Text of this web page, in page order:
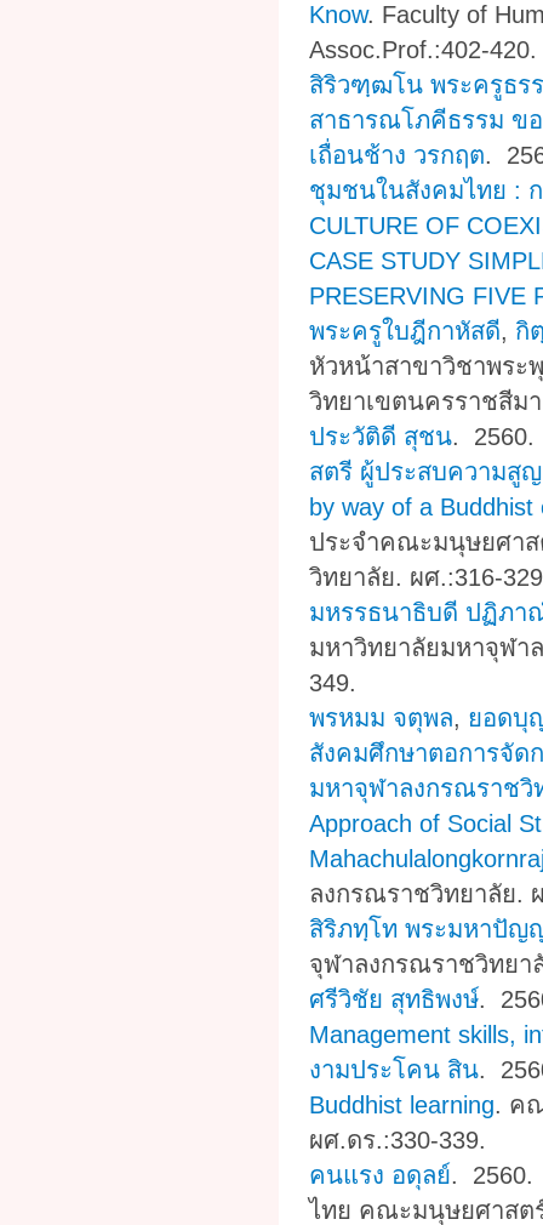
Know. Faculty of
Assoc.Prof.:402-420.
สิริวฑฺฒโน พระครูธร
สาธารณโภคีธรรม ข
เถื่อนช้าง วรกฤต.
ชุมชนในสังคมไทย :
CULTURE OF
CASE STUDY
PRESERVING FIVE
พระครูใบฎีกาหัสดี, กิ
หัวหน้าสาขาวิชาพระ
วิทยาเขตนครราชสีม
ประวัติดี สุชน.
สตรี ผู้ประสบความสูญ
by way of a
ประจำคณะมนุษยศา
วิทยาลัย. ผศ.:316-
มหรรธนาธิบดี ปฏิภา
มหาวิทยาลัยมหาจุฬา
349.
พรหมม จตุพล, ยอดบุ
สังคมศึกษาตอการจัด
มหาจุฬาลงกรณราชวิท
Approach of Social
ลงกรณราชวิทยาลัย.
สิริภทฺโท พระมหาปัญ
จุฬาลงกรณราชวิทยา
ศรีวิชัย สุทธิพงษ์.
Management skills,
งามประโคน สิน.
Buddhist learning. ค
ผศ.ดร.:330-339.
คนแรง อดุลย์.
ไทย คณะมนุษยศาสต